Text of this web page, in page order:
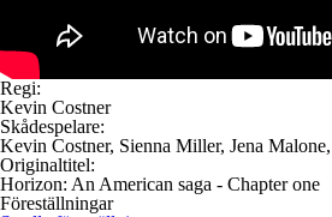
Regi:
Kevin Costner
Skådespelare:
Kevin Costner, Sienna Miller, Jena
Originaltitel:
Horizon: An American saga - Chapter one
Föreställningar